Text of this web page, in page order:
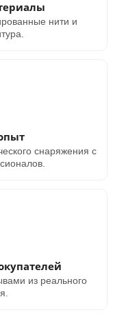
нити и
снаряжения с
из реального